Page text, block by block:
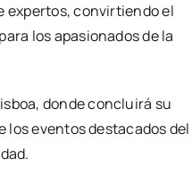
exper­tos, con­vir­tien­do el
los apa­sio­na­dos de la
don­de con­clui­rá su
los even­tos des­ta­ca­dos del
.